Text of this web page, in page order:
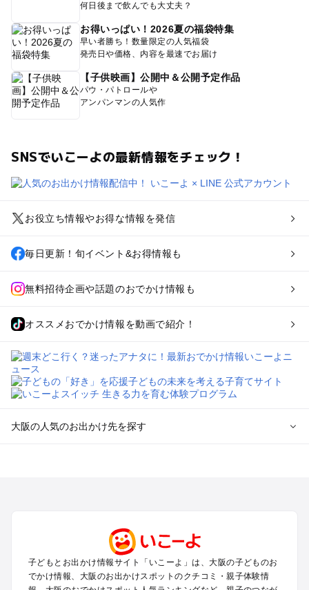
何日後まで飲んでも大丈夫？
お得いっぱい！2026夏の福袋特集
早い者勝ち！数量限定の人気福袋
発売日や価格、内容を最速でお届け
【子供映画】公開中＆公開予定作品
パウ・パトロールや
アンパンマンの人気作
SNSでいこーよの最新情報をチェック！
お役立ち情報やお得な情報を発信
毎日更新！旬イベント&お得情報も
無料招待企画や話題のおでかけ情報も
オススメおでかけ情報を動画で紹介！
大阪の人気のお出かけ先を探す
梅田・キタ・淀屋橋・本町・福島のプールお出かけ
東大阪・八尾・寝屋川・守口・門真のプールお出かけ
大阪ベイエリア（USJ・南港）のプールお出かけ
なんば・心斎橋・道頓堀・四ツ橋・ミナミのプールお出かけ
子どもとお出かけ情報サイト「いこーよ」は、大阪の子どものお
でかけ情報、大阪のお出かけスポットのクチコミ・親子体験情